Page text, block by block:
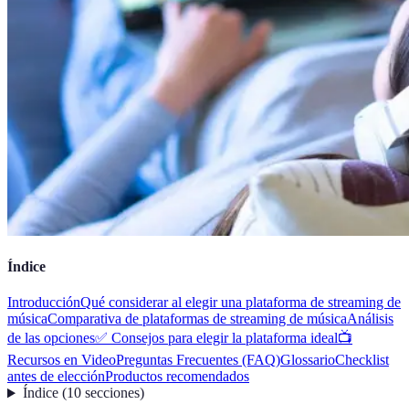
Índice
IntroducciónQué considerar al elegir una plataforma de streaming de
músicaComparativa de plataformas de streaming de músicaAnálisis
de las opciones✅ Consejos para elegir la plataforma ideal📺
Recursos en VideoPreguntas Frecuentes (FAQ)GlossarioChecklist
antes de elecciónProductos recomendados
Índice(10 secciones)